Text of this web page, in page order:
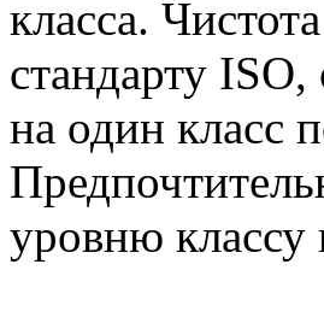
класса.
стандарту
на один класс
уровню